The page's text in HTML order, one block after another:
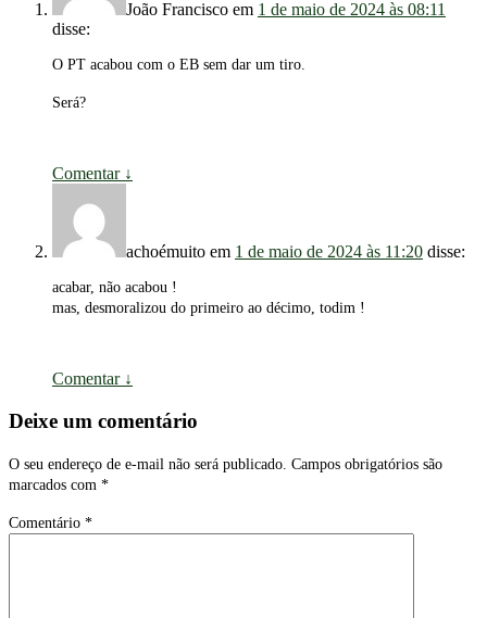
João Francisco em 1 de maio de 2024 às 08:11
disse:
O PT acabou com o EB sem dar um tiro.
Será?
Comentar ↓
achoémuito em 1 de maio de 2024 às 11:20 disse:
acabar, não acabou !
mas, desmoralizou do primeiro ao décimo, todim !
Comentar ↓
Deixe um comentário
O seu endereço de e-mail não será publicado. Campos obrigatórios são
marcados com *
Comentário *